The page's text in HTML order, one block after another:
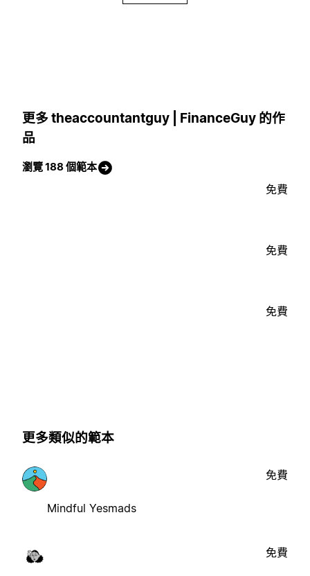
更多 theaccountantguy | FinanceGuy 的作
品
瀏覽 188 個範本
免費
免費
免費
更多類似的範本
Mindful Yesmads
免費
免費